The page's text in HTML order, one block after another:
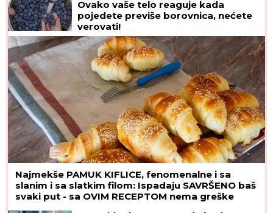
Ovako vaše telo reaguje kada
pojedete previše borovnica, nećete
verovati!
Najmekše PAMUK KIFLICE, fenomenalne i sa
slanim i sa slatkim filom: Ispadaju SAVRŠENO baš
svaki put - sa OVIM RECEPTOM nema greške